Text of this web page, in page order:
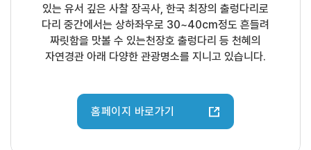
있는 유서 깊은 사찰 장곡사, 한국 최장의 출렁다리로
다리 중간에서는 상하좌우로 30~40cm정도 흔들려
짜릿함을 맛볼 수 있는천장호 출렁다리 등 천혜의
자연경관 아래 다양한 관광명소를 지니고 있습니다.
홈페이지 바로가기